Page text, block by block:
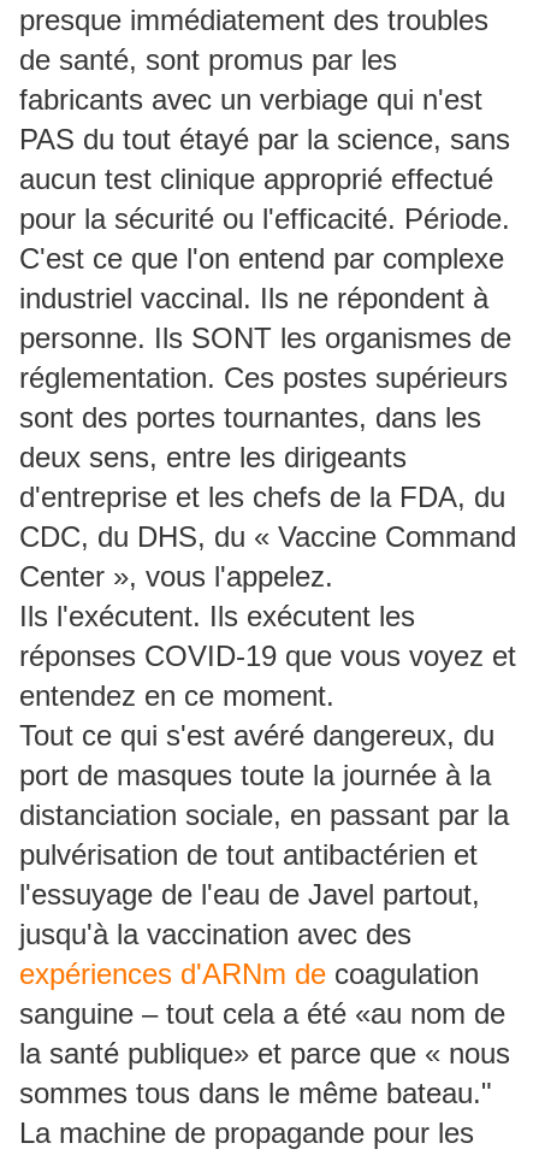
presque immédiatement des troubles
de santé, sont promus par les
fabricants avec un verbiage qui n'est
PAS du tout étayé par la science, sans
aucun test clinique approprié effectué
pour la sécurité ou l'efficacité. Période.
C'est ce que l'on entend par complexe
industriel vaccinal. Ils ne répondent à
personne. Ils SONT les organismes de
réglementation. Ces postes supérieurs
sont des portes tournantes, dans les
deux sens, entre les dirigeants
d'entreprise et les chefs de la FDA, du
CDC, du DHS, du « Vaccine Command
Center », vous l'appelez.
Ils l'exécutent. Ils exécutent les
réponses COVID-19 que vous voyez et
entendez en ce moment.
Tout ce qui s'est avéré dangereux, du
port de masques toute la journée à la
distanciation sociale, en passant par la
pulvérisation de tout antibactérien et
l'essuyage de l'eau de Javel partout,
jusqu'à la vaccination avec des
expériences d'ARNm de coagulation
sanguine – tout cela a été «au nom de
la santé publique» et parce que « nous
sommes tous dans le même bateau."
La machine de propagande pour les